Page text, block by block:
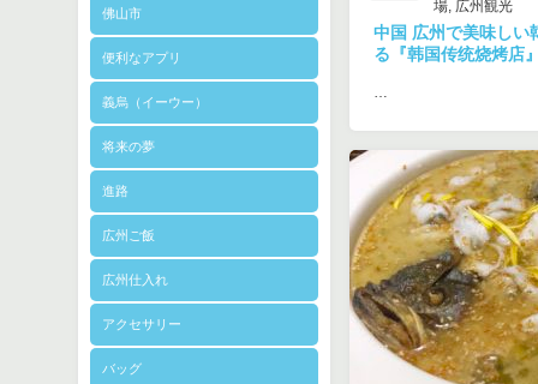
佛山市
便利なアプリ
義烏（イーウー）
将来の夢
進路
広州ご飯
広州仕入れ
アクセサリー
バッグ
場, 広州観光
中国 広州で美味しい
る『韩国传统烧烤店
…